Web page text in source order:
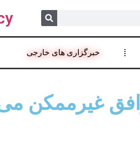
خبرگزاری های خارجی
غیرممکن